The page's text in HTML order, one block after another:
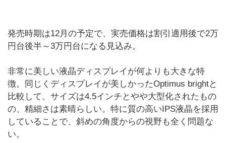
発売時期は12月の予定で、実売価格は割引適用後で2万
円台後半～3万円台になる見込み。
非常に美しい液晶ディスプレイが何よりも大きな特
徴。同じくディスプレイが美しかったOptimus brightと
比較して、サイズは4.5インチとやや大型化されたもの
の、精細さは素晴らしい。特に質の高いIPS液晶を採用
していることで、斜めの角度からの視野も全く問題な
い。